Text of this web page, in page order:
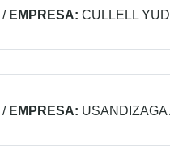
/ EMPRESA: CULLELL
/ EMPRESA: